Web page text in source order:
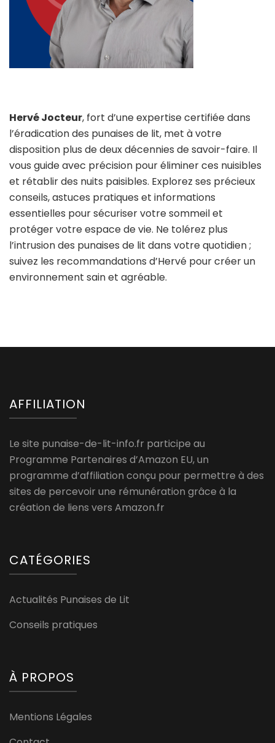
Hervé Jocteur, fort d’une expertise certifiée dans
l’éradication des punaises de lit, met à votre
disposition plus de deux décennies de savoir-faire. Il
vous guide avec précision pour éliminer ces nuisibles
et rétablir des nuits paisibles. Explorez ses précieux
conseils, astuces pratiques et informations
essentielles pour sécuriser votre sommeil et
protéger votre espace de vie. Ne tolérez plus
l’intrusion des punaises de lit dans votre quotidien ;
suivez les recommandations d’Hervé pour créer un
environnement sain et agréable.
AFFILIATION
Le site punaise-de-lit-info.fr participe au
Programme Partenaires d’Amazon EU, un
programme d’affiliation conçu pour permettre à des
sites de percevoir une rémunération grâce à la
création de liens vers Amazon.fr
CATÉGORIES
Actualités Punaises de Lit
Conseils pratiques
À PROPOS
Mentions Légales